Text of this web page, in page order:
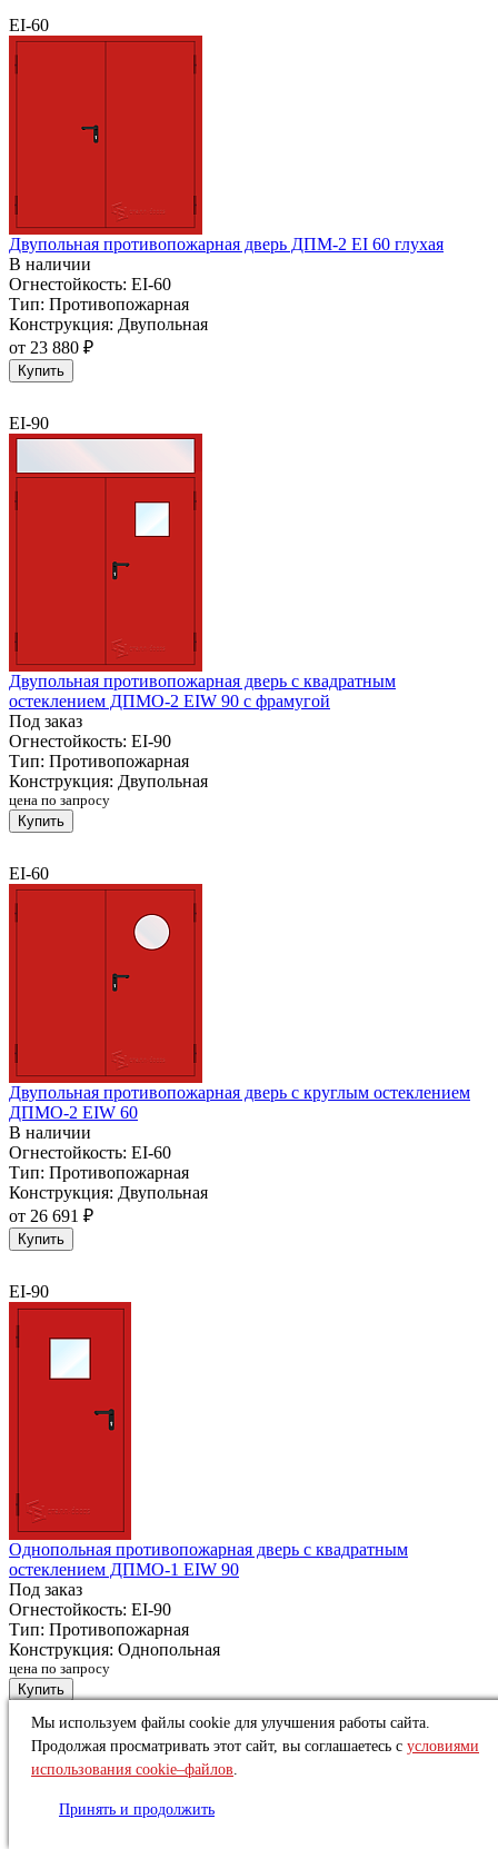
EI-60
Двупольная противопожарная дверь ДПМ-2 EI 60 глухая
В наличии
Огнестойкость: EI-60
Тип: Противопожарная
Конструкция: Двупольная
от 23 880 ₽
Купить
EI-90
Двупольная противопожарная дверь с квадратным
остеклением ДПМО-2 EIW 90 с фрамугой
Под заказ
Огнестойкость: EI-90
Тип: Противопожарная
Конструкция: Двупольная
цена по запросу
Купить
EI-60
Двупольная противопожарная дверь с круглым остеклением
ДПМО-2 EIW 60
В наличии
Огнестойкость: EI-60
Тип: Противопожарная
Конструкция: Двупольная
от 26 691 ₽
Купить
EI-90
Однопольная противопожарная дверь с квадратным
остеклением ДПМО-1 EIW 90
Под заказ
Огнестойкость: EI-90
Тип: Противопожарная
Конструкция: Однопольная
цена по запросу
Купить
EI-30
Мы используем файлы cookie для улучшения работы сайта.
Продолжая просматривать этот сайт, вы соглашаетесь с условиями
использования cookie–файлов.
Принять и продолжить